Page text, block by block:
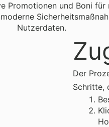
Promotionen und Boni für
Nutzerdaten.
Der
Schritte,